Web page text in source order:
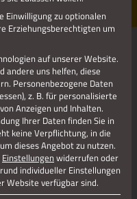
Zur besseren
geplante Veranstaltung
zahlbar per Rechnung.
an Marion Meuthrath
Einwilligung zu optionalen
Erziehungsberechtigten um
auf unserer Website.
andere uns helfen, diese
Personenbezogene Daten
z. B. für personalisierte
Anzeigen und Inhalten.
Ihrer Daten finden Sie in
keine Verpflichtung, in die
dieses Angebot zu nutzen.
Einstellungen widerrufen oder
individueller Einstellungen
Website verfügbar sind.